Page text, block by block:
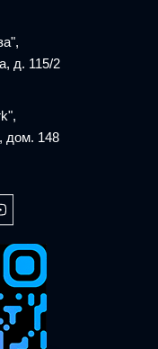
д. 115/2
дом. 148